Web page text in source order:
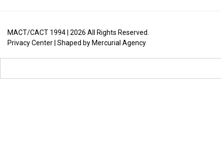
MACT/CACT 1994 | 2026 All Rights Reserved.
Privacy Center | Shaped by Mercurial Agency